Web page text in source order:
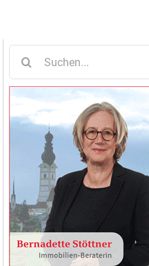
nach: